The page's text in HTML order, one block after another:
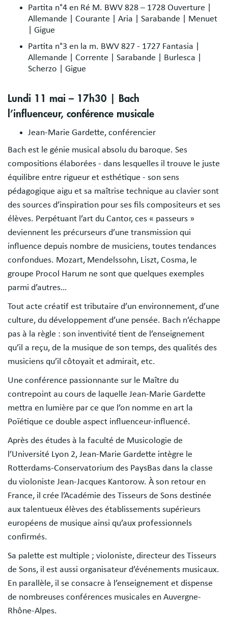
Partita n°4 en Ré M. BWV 828 – 1728 Ouverture |
Allemande | Courante | Aria | Sarabande | Menuet
| Gigue
Partita n°3 en la m. BWV 827 - 1727 Fantasia |
Allemande | Corrente | Sarabande | Burlesca |
Scherzo | Gigue
Lundi 11 mai – 17h30 | Bach
l’influenceur, conférence musicale
Jean-Marie Gardette, conférencier
Bach est le génie musical absolu du baroque. Ses
compositions élaborées - dans lesquelles il trouve le juste
équilibre entre rigueur et esthétique - son sens
pédagogique aigu et sa maîtrise technique au clavier sont
des sources d’inspiration pour ses fils compositeurs et ses
élèves. Perpétuant l’art du Cantor, ces « passeurs »
deviennent les précurseurs d’une transmission qui
influence depuis nombre de musiciens, toutes tendances
confondues. Mozart, Mendelssohn, Liszt, Cosma, le
groupe Procol Harum ne sont que quelques exemples
parmi d’autres…
Tout acte créatif est tributaire d’un environnement, d’une
culture, du développement d’une pensée. Bach n’échappe
pas à la règle : son inventivité tient de l’enseignement
qu’il a reçu, de la musique de son temps, des qualités des
musiciens qu’il côtoyait et admirait, etc.
Une conférence passionnante sur le Maître du
contrepoint au cours de laquelle Jean-Marie Gardette
mettra en lumière par ce que l’on nomme en art la
Poïétique ce double aspect influenceur-influencé.
Après des études à la faculté de Musicologie de
l’Université Lyon 2, Jean-Marie Gardette intègre le
Rotterdams-Conservatorium des PaysBas dans la classe
du violoniste Jean-Jacques Kantorow. À son retour en
France, il crée l’Académie des Tisseurs de Sons destinée
aux talentueux élèves des établissements supérieurs
européens de musique ainsi qu’aux professionnels
confirmés.
Sa palette est multiple ; violoniste, directeur des Tisseurs
de Sons, il est aussi organisateur d’événements musicaux.
En parallèle, il se consacre à l’enseignement et dispense
de nombreuses conférences musicales en Auvergne-
Rhône-Alpes.